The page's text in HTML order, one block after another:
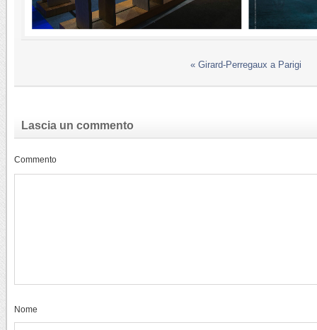
« Girard-Perregaux a Parigi
Lascia un commento
Commento
Nome